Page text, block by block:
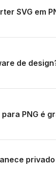
SVG em
de
PNG é